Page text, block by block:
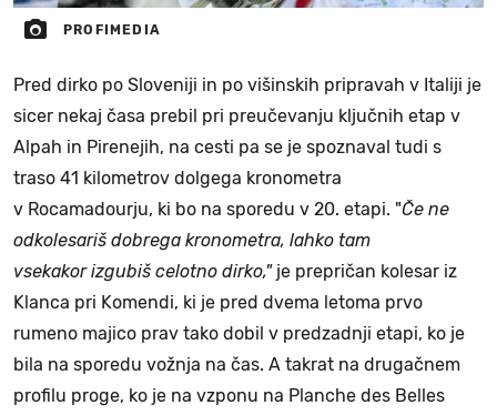
PROFIMEDIA
Pred dirko po Sloveniji in po višinskih pripravah v Italiji je
sicer nekaj časa prebil pri preučevanju ključnih etap v
Alpah in Pirenejih, na cesti pa se je spoznaval tudi s
traso 41 kilometrov dolgega kronometra
v Rocamadourju, ki bo na sporedu v 20. etapi. "Če ne
odkolesariš dobrega kronometra, lahko tam
vsekakor izgubiš celotno dirko," je prepričan kolesar iz
Klanca pri Komendi, ki je pred dvema letoma prvo
rumeno majico prav tako dobil v predzadnji etapi, ko je
bila na sporedu vožnja na čas. A takrat na drugačnem
profilu proge, ko je na vzponu na Planche des Belles